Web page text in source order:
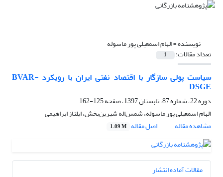
نویسنده =الهام اسمعیلی پور ماسوله
تعداد مقالات: 1
سیاست پولی سازگار با اقتصاد نفتی ایران با رویکرد BVAR-
DSGE
دوره 22، شماره 87، تابستان 1397، صفحه
125-162
الهام اسمعیلی پور ماسوله، شمس‌اله شیرین‌بخش، ایلناز ابراهیمی
مشاهده مقاله
اصل مقاله 1.09 M
مقالات آماده انتشار